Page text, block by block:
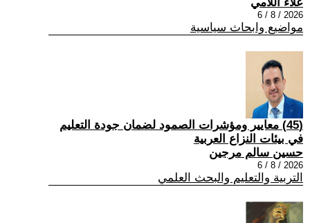
2026 / 8 / 6
مواضيع وابحاث سياسية
(45) معايير ومؤشرات الصمود لضمان جودة التعليم
في بيئات النزاع العربية
حسين سالم مرجين
2026 / 8 / 6
التربية والتعليم والبحث العلمي